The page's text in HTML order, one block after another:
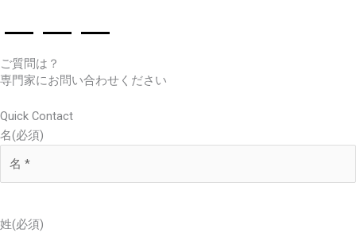
ご質問は？
専門家にお問い合わせください
Quick Contact
名(必須)
姓(必須)